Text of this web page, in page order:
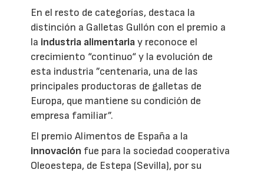
En el resto de categorías, destaca la
distinción a Galletas Gullón con el premio a
la industria alimentariay reconoce el
crecimiento “continuo“ y la evolución de
esta industria ”centenaria, una de las
principales productoras de galletas de
Europa, que mantiene su condición de
empresa familiar”.
El premio Alimentos de España a la
innovación fue para la sociedad cooperativa
Oleoestepa, de Estepa (Sevilla), por su